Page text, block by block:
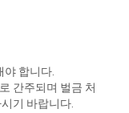
야 합니다.
간주되며 벌금 처
기 바랍니다.